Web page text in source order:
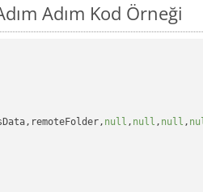
Adım Kod Örneği
null , null , null ,